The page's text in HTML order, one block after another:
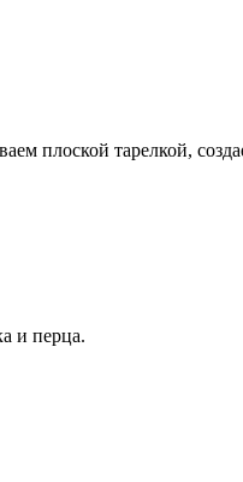
плоской тарелкой,
и перца.